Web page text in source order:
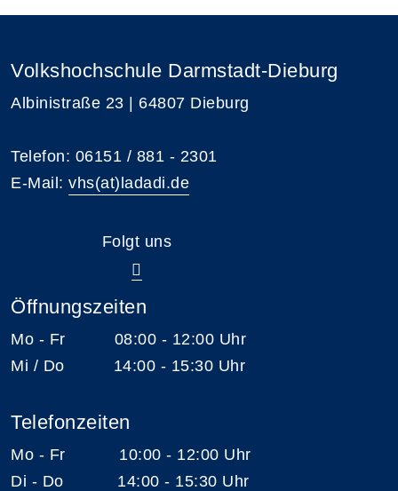
Volkshochschule Darmstadt-Dieburg
Albinistraße 23 | 64807 Dieburg
Telefon: 06151 / 881 - 2301
E-Mail: vhs(at)ladadi.de
Folgt uns
Öffnungszeiten
Mo - Fr 08:00 - 12:00 Uhr
Mi / Do 14:00 - 15:30 Uhr
Telefonzeiten
Mo - Fr 10:00 - 12:00 Uhr
Di - Do 14:00 - 15:30 Uhr